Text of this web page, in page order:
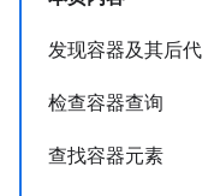
发现容器及其后代
检查容器查询
查找容器元素